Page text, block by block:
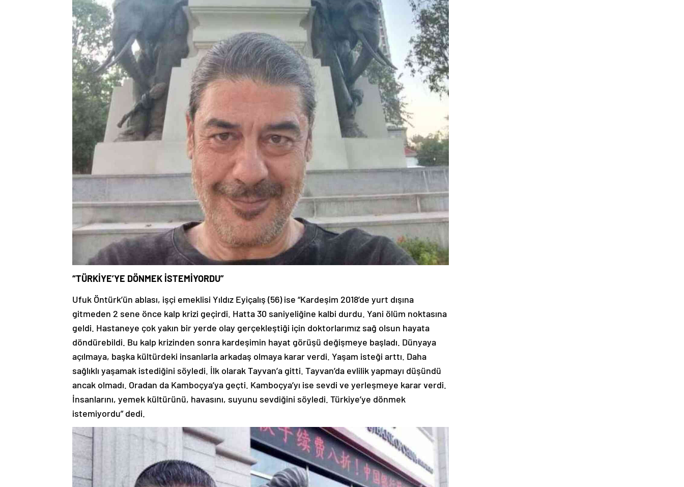
“TÜRKİYE’YE DÖNMEK İSTEMİYORDU”
Ufuk Öntürk’ün ablası, işçi emeklisi Yıldız Eyiçalış (56) ise “Kardeşim 2018’de yurt dışına
gitmeden 2 sene önce kalp krizi geçirdi. Hatta 30 saniyeliğine kalbi durdu. Yani ölüm noktasına
geldi. Hastaneye çok yakın bir yerde olay gerçekleştiği için doktorlarımız sağ olsun hayata
döndürebildi. Bu kalp krizinden sonra kardeşimin hayat görüşü değişmeye başladı. Dünyaya
açılmaya, başka kültürdeki insanlarla arkadaş olmaya karar verdi. Yaşam isteği arttı. Daha
sağlıklı yaşamak istediğini söyledi. İlk olarak Tayvan’a gitti. Tayvan’da evlilik yapmayı düşündü
ancak olmadı. Oradan da Kamboçya’ya geçti. Kamboçya’yı ise sevdi ve yerleşmeye karar verdi.
İnsanlarını, yemek kültürünü, havasını, suyunu sevdiğini söyledi. Türkiye’ye dönmek
istemiyordu” dedi.